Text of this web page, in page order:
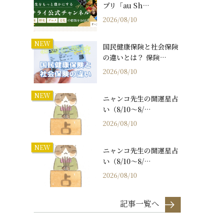
プリ「au Sh…
2026/08/10
NEW
国民健康保険と社会保険
の違いとは？ 保険…
2026/08/10
NEW
ニャンコ先生の開運星占
い（8/10～8/…
2026/08/10
NEW
ニャンコ先生の開運星占
い（8/10～8/…
2026/08/10
記事一覧へ